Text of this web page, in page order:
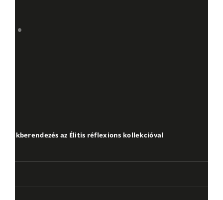
Lakberendezés az Élitis réflexions kollekcióval